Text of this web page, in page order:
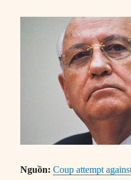
Nguồn: Coup attempt